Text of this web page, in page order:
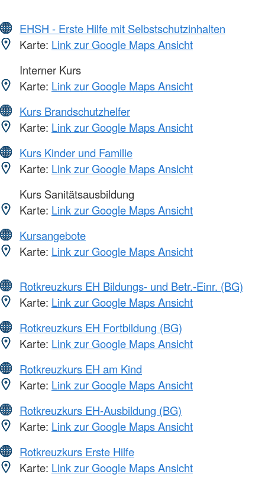
EHSH - Erste Hilfe mit Selbstschutzinhalten
Karte: Link zur Google Maps Ansicht
Interner Kurs
Karte: Link zur Google Maps Ansicht
Kurs Brandschutzhelfer
Karte: Link zur Google Maps Ansicht
Kurs Kinder und Familie
Karte: Link zur Google Maps Ansicht
Kurs Sanitätsausbildung
Karte: Link zur Google Maps Ansicht
Kursangebote
Karte: Link zur Google Maps Ansicht
Rotkreuzkurs EH Bildungs- und Betr.-Einr. (BG)
Karte: Link zur Google Maps Ansicht
Rotkreuzkurs EH Fortbildung (BG)
Karte: Link zur Google Maps Ansicht
Rotkreuzkurs EH am Kind
Karte: Link zur Google Maps Ansicht
Rotkreuzkurs EH-Ausbildung (BG)
Karte: Link zur Google Maps Ansicht
Rotkreuzkurs Erste Hilfe
Karte: Link zur Google Maps Ansicht